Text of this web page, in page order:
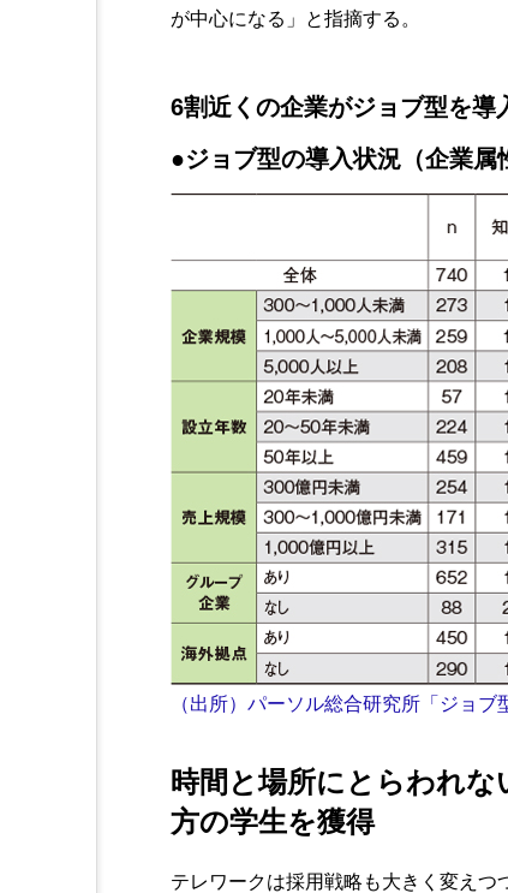
が中心になる」と指摘する。
6割近くの企業がジョブ型を導
●ジョブ型の導入状況（企業属
（出所）パーソル総合研究所「ジョブ
時間と場所にとらわれ
方の学生を獲得
テレワークは採用戦略も大きく変え